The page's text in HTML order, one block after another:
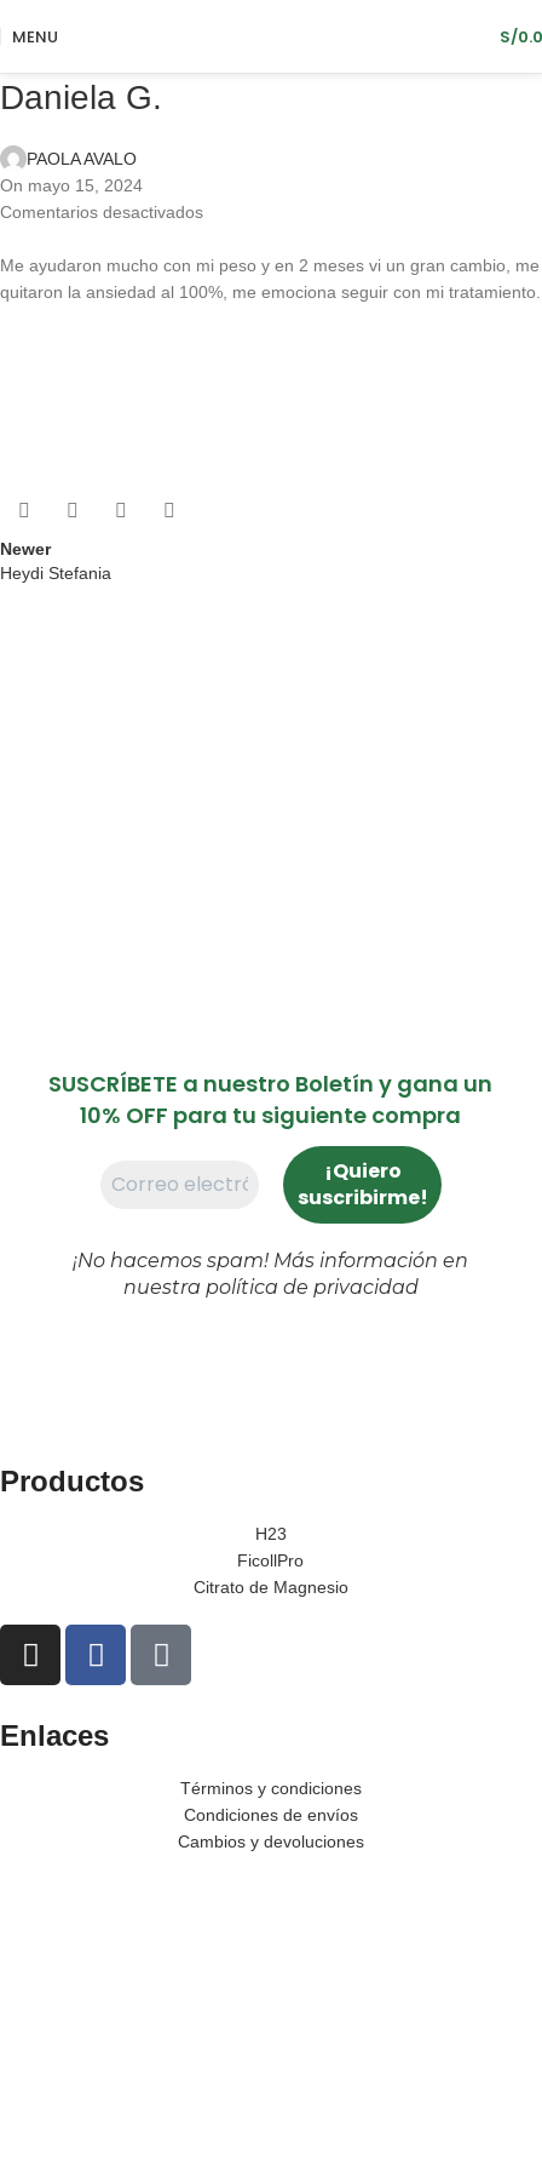
MENU S/
Daniela G.
PAOLA AVALO
On mayo 15, 2024
Comentarios desactivados
Me ayudaron mucho con mi peso y en 2 meses vi un gran cambio, me
quitaron la ansiedad al 100%, me emociona seguir con mi tratamiento.
Newer
Heydi Stefania
SUSCRÍBETE a nuestro Boletín y gana un
10% OFF para tu siguiente compra
¡No hacemos spam! Más información en
nuestra política de privacidad
Productos
H23
FicollPro
Citrato de Magnesio
Enlaces
Términos y condiciones
Condiciones de envíos
Cambios y devoluciones